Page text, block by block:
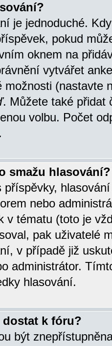
je jednoduché.
pokud
oknem na
vytvářet
možnosti (nastavte
. Můžete také přidat
volbu. Počet
smažu hlasování?
příspěvky,
nebo
v tématu (toto je
pak uživatelé
v případě již
administrátor.
hlasování.
dostat k fóru?
být